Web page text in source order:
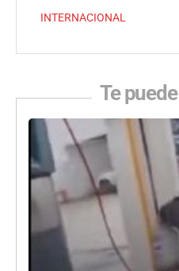
INTERNACIONAL
Te puede